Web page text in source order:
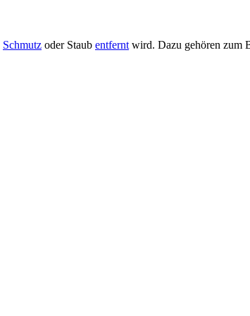
Schmutz oder Staub entfernt wird. Dazu gehören zum